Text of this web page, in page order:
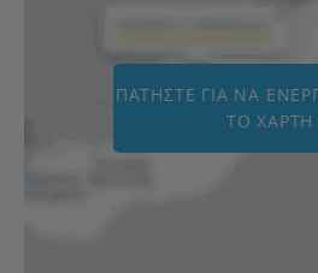
ΠΑΤΉΣΤΕ ΓΙΑ ΝΑ
ΤΟ ΧΆΡΤΗ